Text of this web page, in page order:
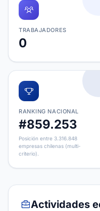
TRABAJADORES
0
RANKING NACIONAL
#859.253
Posición entre 3.316.848
empresas chilenas (multi-
criterio).
Actividades